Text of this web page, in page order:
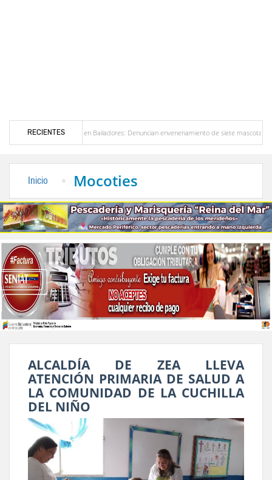
RECIENTES
Alerta en Bailadores: Denuncian envenenamiento de siete mascotas en El Rincón de La
Inicio Mocoties
ALCALDÍA DE ZEA LLEVA
ATENCIÓN PRIMARIA DE SALUD A
LA COMUNIDAD DE LA CUCHILLA
DEL NIÑO